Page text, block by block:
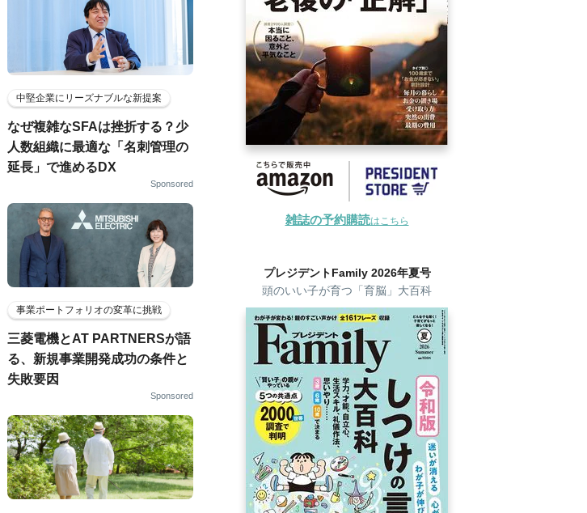
中堅企業にリーズナブルな新提案
なぜ複雑なSFAは挫折する？少
人数組織に最適な「名刺管理の
延長」で進めるDX
Sponsored
事業ポートフォリオの変革に挑戦
三菱電機とAT PARTNERSが語
る、新規事業開発成功の条件と
失敗要因
Sponsored
雑誌の予約購読はこちら
プレジデントFamily 2026年夏号
頭のいい子が育つ「育脳」大百科